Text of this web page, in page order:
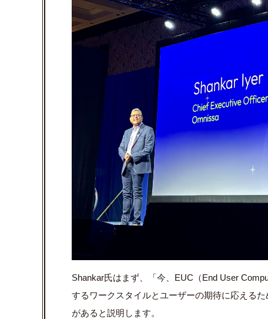
Shankar氏はまず、「今、EUC（End User
するワークスタイルとユーザーの期待に応える
があると説明します。